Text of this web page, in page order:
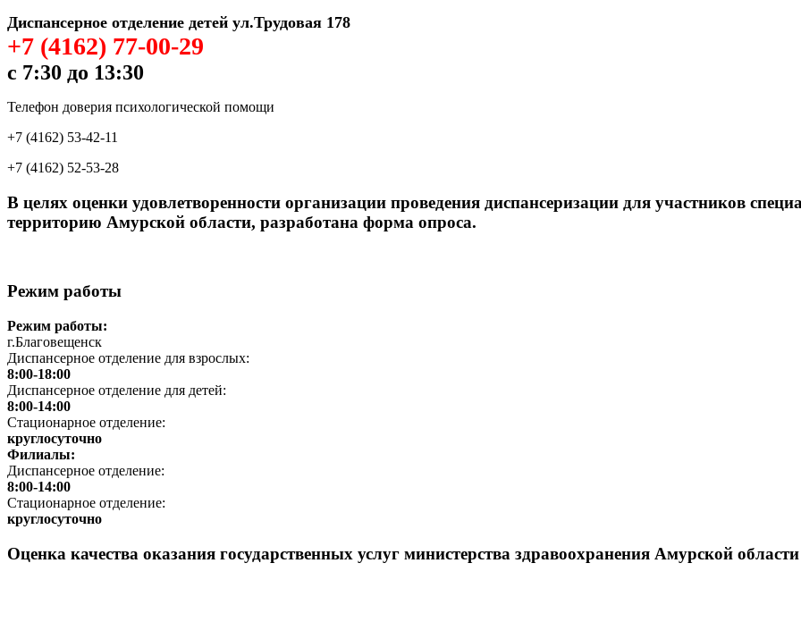
Диспансерное отделение детей ул.Трудовая 178
+7 (4162) 77-00-29
с 7:30 до 13:30
Телефон доверия психологической помощи
+7 (4162) 53-42-11
+7 (4162) 52-53-28
В целях оценки удовлетворенности организации проведения диспансеризации для участников
территорию Амурской области, разработана форма опроса.
Режим работы
Режим работы:
г.Благовещенск
Диспансерное отделение для взрослых:
8:00-18:00
Диспансерное отделение для детей:
8:00-14:00
Стационарное отделение:
круглосуточно
Филиалы:
Диспансерное отделение:
8:00-14:00
Стационарное отделение:
круглосуточно
Оценка качества оказания государственных услуг министерства здравоохранения Амурской области